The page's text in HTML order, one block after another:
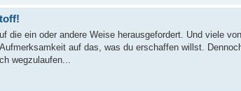
die ein oder andere Weise herausgefordert. Und viele
auf das, was du erschaffen willst.
wegzulaufen...